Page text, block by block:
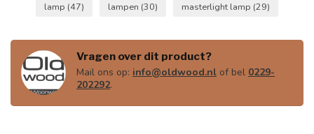
lamp (47) lampen (30) masterlight lamp (29)
Vragen over dit product?
Mail ons op: info@oldwood.nl of bel 0229-
202292.